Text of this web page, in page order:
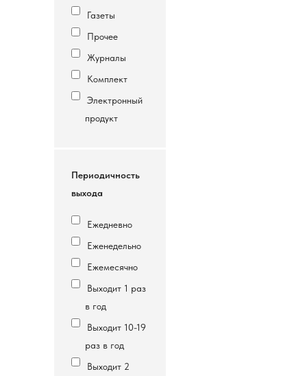
Газеты
Прочее
Журналы
Комплект
Электронный
продукт
Периодичность
выхода
Ежедневно
Еженедельно
Ежемесячно
Выходит 1 раз
в год
Выходит 10-19
раз в год
Выходит 2